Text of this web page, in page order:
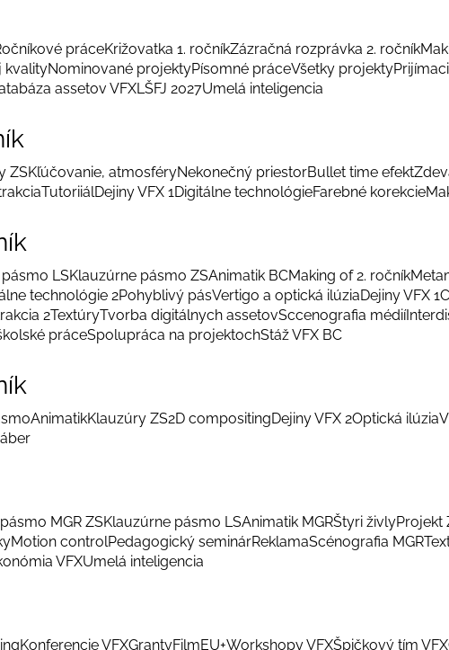
práceKrižovatka 1. ročníkZázračná rozprávka 2. ročník
kvalityNominované projektyPísomné práceVšetky projekty
assetov VFXLŠFJ 2027Umelá inteligencia
ZSKľúčovanie, atmosféryNekonečný priestorBullet time efekt
TutoriiálDejiny VFX 1Digitálne technológieFarebné korekcie
LSKlauzúrne pásmo ZSAnimatik BCMaking of 2. ročník
technológie 2Pohyblivý pásVertigo a optická ilúziaDejiny VFX 1
2TextúryTvorba digitálnych assetovSccenografia médií
práceSpolupráca na projektochStáž VFX BC
AnimatikKlauzúry ZS2D compositingDejiny VFX 2Optická ilúzia
MGR ZSKlauzúrne pásmo LSAnimatik MGRŠtyri živlyProjekt
Motion controlPedagogický seminárReklamaScénografia MGR
VFXUmelá inteligencia
Konferencie VFXGrantyFilmEU+Workshopy VFXŠpičkový tím VFX